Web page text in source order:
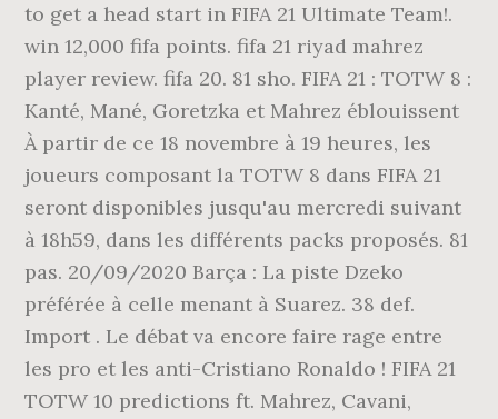
to get a head start in FIFA 21 Ultimate Team!.
win 12,000 fifa points. fifa 21 riyad mahrez
player review. fifa 20. 81 sho. FIFA 21 : TOTW 8 :
Kanté, Mané, Goretzka et Mahrez éblouissent
À partir de ce 18 novembre à 19 heures, les
joueurs composant la TOTW 8 dans FIFA 21
seront disponibles jusqu'au mercredi suivant
à 18h59, dans les différents packs proposés. 81
pas. 20/09/2020 Barça : La piste Dzeko
préférée à celle menant à Suarez. 38 def.
Import . Le débat va encore faire rage entre
les pro et les anti-Cristiano Ronaldo ! FIFA 21
TOTW 10 predictions ft. Mahrez, Cavani,